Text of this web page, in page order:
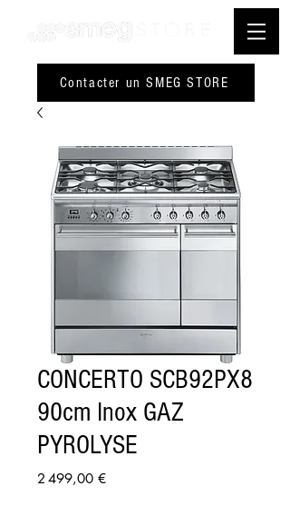
Contacter un SMEG STORE
CONCERTO SCB92PX8
90cm Inox GAZ
PYROLYSE
2 499,00 €Prix